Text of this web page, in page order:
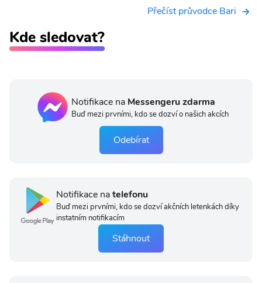
Přečíst průvodce Bari
Kde sledovat?
Notifikace na Messengeru zdarma
Buď mezi prvními, kdo se dozví o našich akcích
Odebírat
Notifikace natelefonu
Buď mezi prvními, kdo se dozví akčních letenkách díky
instatním notifikacím
Stáhnout